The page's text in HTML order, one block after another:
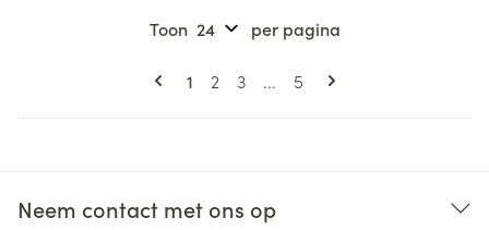
Pagina's
U lees momenteel pagina
1 Pagina
2 Pagina
3 ... Pagina
5
Toon per pagina
Neem contact met ons op